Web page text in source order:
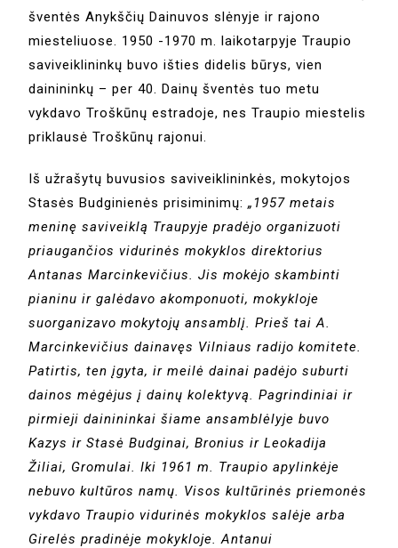
šventės Anykščių Dainuvos slėnyje ir rajono
miesteliuose. 1950 -1970 m. laikotarpyje Traupio
saviveiklininkų buvo išties didelis būrys, vien
dainininkų – per 40. Dainų šventės tuo metu
vykdavo Troškūnų estradoje, nes Traupio miestelis
priklausė Troškūnų rajonui.
Iš užrašytų buvusios saviveiklininkės, mokytojos
Stasės Budginienės prisiminimų:„1957 metais
meninę saviveiklą Traupyje pradėjo organizuoti
priaugančios vidurinės mokyklos direktorius
Antanas Marcinkevičius. Jis mokėjo skambinti
pianinu ir galėdavo akomponuoti, mokykloje
suorganizavo mokytojų ansamblį. Prieš tai A.
Marcinkevičius dainavęs Vilniaus radijo komitete.
Patirtis, ten įgyta, ir meilė dainai padėjo suburti
dainos mėgėjus į dainų kolektyvą. Pagrindiniai ir
pirmieji dainininkai šiame ansamblėlyje buvo
Kazys ir Stasė Budginai, Bronius ir Leokadija
Žiliai, Gromulai. Iki 1961 m. Traupio apylinkėje
nebuvo kultūros namų. Visos kultūrinės priemonės
vykdavo Traupio vidurinės mokyklos salėje arba
Girelės pradinėje mokykloje. Antanui